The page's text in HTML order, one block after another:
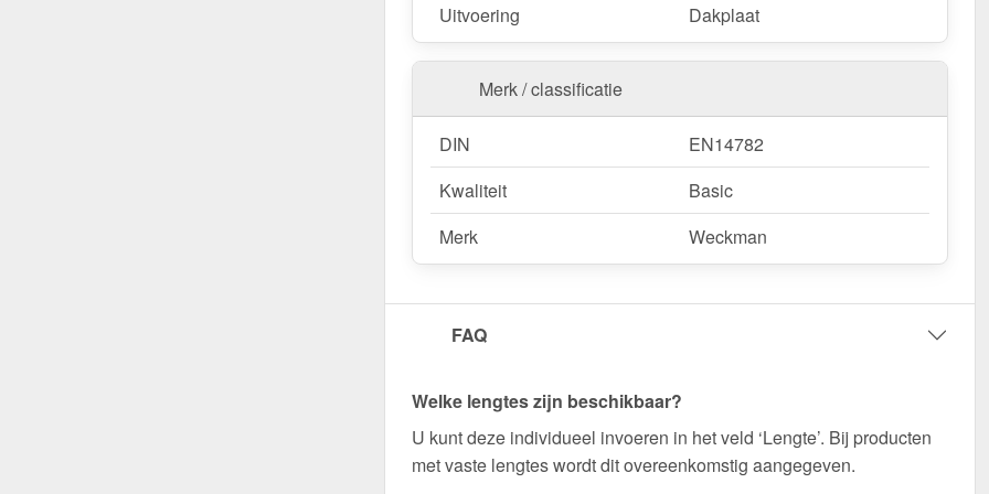
Uitvoering
Dakplaat
Merk / classificatie
DIN
EN14782
Kwaliteit
Basic
Merk
Weckman
FAQ
Welke lengtes zijn beschikbaar?
U kunt deze individueel invoeren in het veld ‘Lengte’. Bij producten
met vaste lengtes wordt dit overeenkomstig aangegeven.